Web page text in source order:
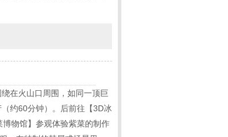
在火山口周围，如同一顶巨
约60分钟）。后前往【3D冰
物馆】参观体验紫菜的制作